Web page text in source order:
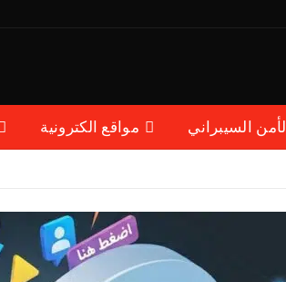
الأمن السيبراني مواقع الكترونية